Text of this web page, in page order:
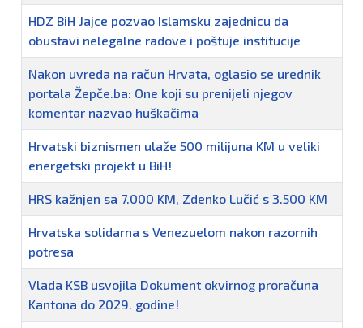
HDZ BiH Jajce pozvao Islamsku zajednicu da
obustavi nelegalne radove i poštuje institucije
Nakon uvreda na račun Hrvata, oglasio se urednik
portala Žepče.ba: One koji su prenijeli njegov
komentar nazvao huškačima
Hrvatski biznismen ulaže 500 milijuna KM u veliki
energetski projekt u BiH!
HRS kažnjen sa 7.000 KM, Zdenko Lučić s 3.500 KM
Hrvatska solidarna s Venezuelom nakon razornih
potresa
Vlada KSB usvojila Dokument okvirnog proračuna
Kantona do 2029. godine!